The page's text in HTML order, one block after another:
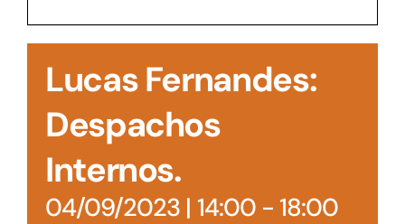
Acesso à Informação
Lucas Fernandes:
Despachos
Internos.
04/09/2023 | 14:00- 18:00